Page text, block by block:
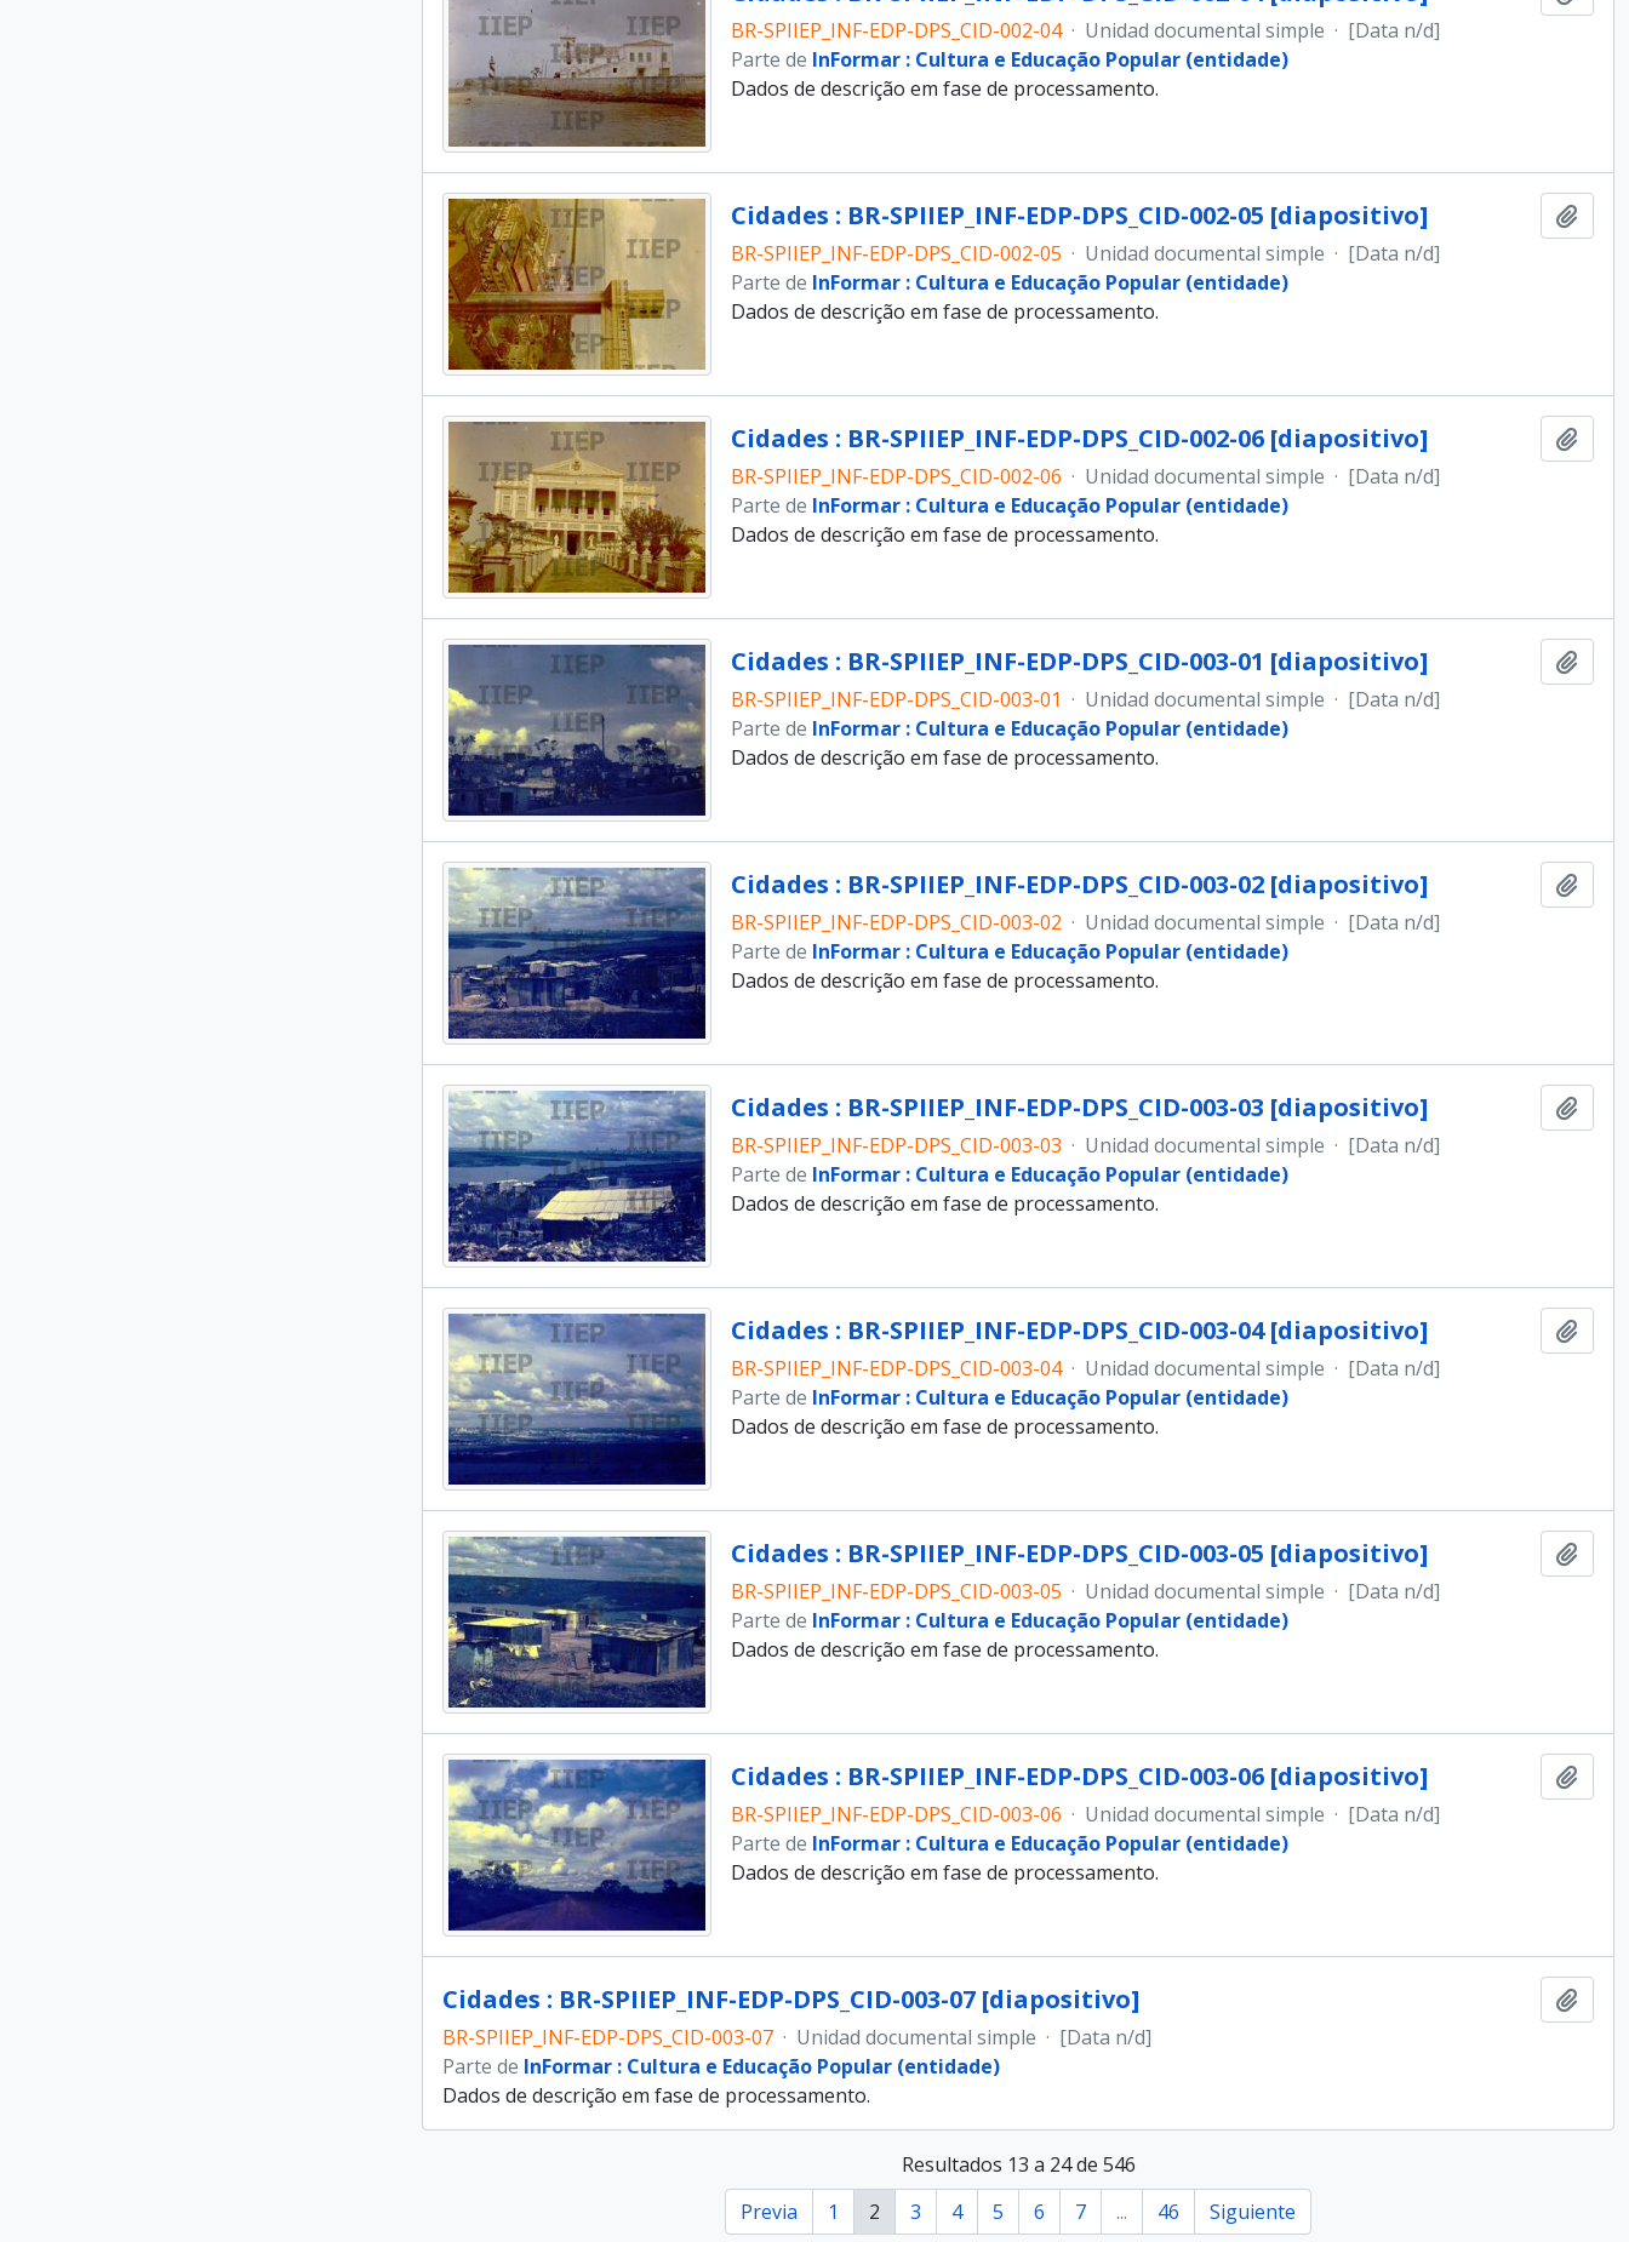
BR-SPIIEP_INF-EDP-DPS_CID-002-04 · Unidad documental simple · [Data n/d]
Parte de InFormar : Cultura e Educação Popular (entidade)
Dados de descrição em fase de processamento.
Cidades : BR-SPIIEP_INF-EDP-DPS_CID-002-05 [diapositivo]
BR-SPIIEP_INF-EDP-DPS_CID-002-05 · Unidad documental simple · [Data n/d]
Parte de InFormar : Cultura e Educação Popular (entidade)
Dados de descrição em fase de processamento.
Cidades : BR-SPIIEP_INF-EDP-DPS_CID-002-06 [diapositivo]
BR-SPIIEP_INF-EDP-DPS_CID-002-06 · Unidad documental simple · [Data n/d]
Parte de InFormar : Cultura e Educação Popular (entidade)
Dados de descrição em fase de processamento.
Cidades : BR-SPIIEP_INF-EDP-DPS_CID-003-01 [diapositivo]
BR-SPIIEP_INF-EDP-DPS_CID-003-01 · Unidad documental simple · [Data n/d]
Parte de InFormar : Cultura e Educação Popular (entidade)
Dados de descrição em fase de processamento.
Cidades : BR-SPIIEP_INF-EDP-DPS_CID-003-02 [diapositivo]
BR-SPIIEP_INF-EDP-DPS_CID-003-02 · Unidad documental simple · [Data n/d]
Parte de InFormar : Cultura e Educação Popular (entidade)
Dados de descrição em fase de processamento.
Cidades : BR-SPIIEP_INF-EDP-DPS_CID-003-03 [diapositivo]
BR-SPIIEP_INF-EDP-DPS_CID-003-03 · Unidad documental simple · [Data n/d]
Parte de InFormar : Cultura e Educação Popular (entidade)
Dados de descrição em fase de processamento.
Cidades : BR-SPIIEP_INF-EDP-DPS_CID-003-04 [diapositivo]
BR-SPIIEP_INF-EDP-DPS_CID-003-04 · Unidad documental simple · [Data n/d]
Parte de InFormar : Cultura e Educação Popular (entidade)
Dados de descrição em fase de processamento.
Cidades : BR-SPIIEP_INF-EDP-DPS_CID-003-05 [diapositivo]
BR-SPIIEP_INF-EDP-DPS_CID-003-05 · Unidad documental simple · [Data n/d]
Parte de InFormar : Cultura e Educação Popular (entidade)
Dados de descrição em fase de processamento.
Cidades : BR-SPIIEP_INF-EDP-DPS_CID-003-06 [diapositivo]
BR-SPIIEP_INF-EDP-DPS_CID-003-06 · Unidad documental simple · [Data n/d]
Parte de InFormar : Cultura e Educação Popular (entidade)
Dados de descrição em fase de processamento.
Cidades : BR-SPIIEP_INF-EDP-DPS_CID-003-07 [diapositivo]
BR-SPIIEP_INF-EDP-DPS_CID-003-07 · Unidad documental simple · [Data n/d]
Parte de InFormar : Cultura e Educação Popular (entidade)
Dados de descrição em fase de processamento.
Resultados 13 a 24 de 546
Previa
1 2 3 4 5 6 7 ... 46 Siguiente